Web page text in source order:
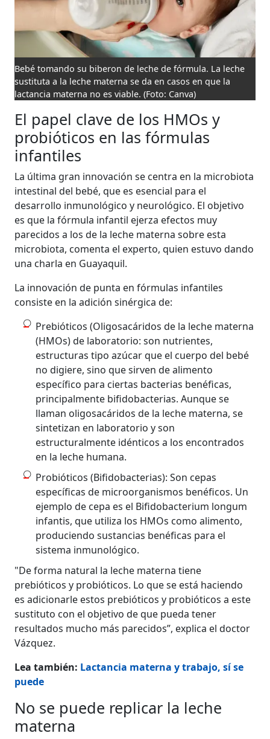
Bebé tomando su biberon de leche de fórmula. La leche
sustituta a la leche materna se da en casos en que la
lactancia materna no es viable. (Foto: Canva)
El papel clave de los HMOs y
probióticos en las fórmulas
infantiles
La última gran innovación se centra en la microbiota
intestinal del bebé, que es esencial para el
desarrollo inmunológico y neurológico. El objetivo
es que la fórmula infantil ejerza efectos muy
parecidos a los de la leche materna sobre esta
microbiota, comenta el experto, quien estuvo dando
una charla en Guayaquil.
La innovación de punta en fórmulas infantiles
consiste en la adición sinérgica de:
Prebióticos (Oligosacáridos de la leche materna
(HMOs) de laboratorio: son nutrientes,
estructuras tipo azúcar que el cuerpo del bebé
no digiere, sino que sirven de alimento
específico para ciertas bacterias benéficas,
principalmente bifidobacterias. Aunque se
llaman oligosacáridos de la leche materna, se
sintetizan en laboratorio y son
estructuralmente idénticos a los encontrados
en la leche humana.
Probióticos (Bifidobacterias): Son cepas
específicas de microorganismos benéficos. Un
ejemplo de cepa es el Bifidobacterium longum
infantis, que utiliza los HMOs como alimento,
produciendo sustancias benéficas para el
sistema inmunológico.
"De forma natural la leche materna tiene
prebióticos y probióticos. Lo que se está haciendo
es adicionarle estos prebióticos y probióticos a este
sustituto con el objetivo de que pueda tener
resultados mucho más parecidos”, explica el doctor
Vázquez.
Lea también: Lactancia materna y trabajo, sí se
puede
No se puede replicar la leche
materna